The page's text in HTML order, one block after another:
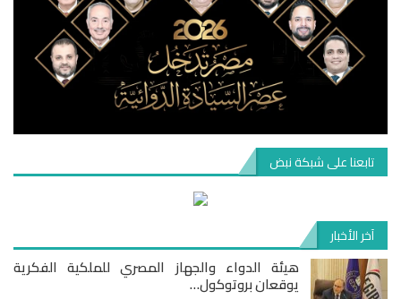
تابعنا على شبكة نبض
آخر الأخبار
هيئة الدواء والجهاز المصري للملكية الفكرية
يوقعان بروتوكول…